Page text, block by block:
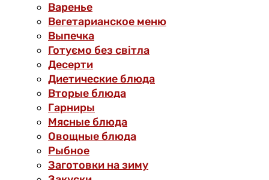
Варенье
Вегетарианское меню
Выпечка
Готуємо без світла
Десерти
Диетические блюда
Вторые блюда
Гарниры
Мясные блюда
Овощные блюда
Рыбное
Заготовки на зиму